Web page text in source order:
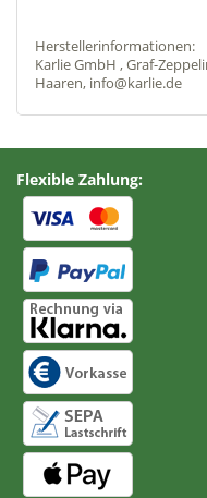
Herstellerinformationen:
Karlie GmbH , Graf-
Haaren, info@karlie.de
Flexible Zahlung: